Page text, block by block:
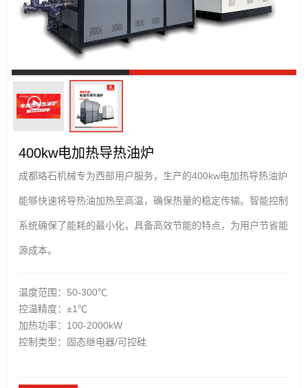
400kw电加热导热油炉
成都珞石机械专为西部用户服务，生产的400kw电加热导热油炉
能够快速将导热油加热至高温，确保热量的稳定传输。智能控制
系统确保了能耗的最小化，具备高效节能的特点，为用户节省能
源成本。
温度范围：50-300℃
控温精度：±1℃
加热功率：100-2000kW
控制类型：固态继电器/可控硅